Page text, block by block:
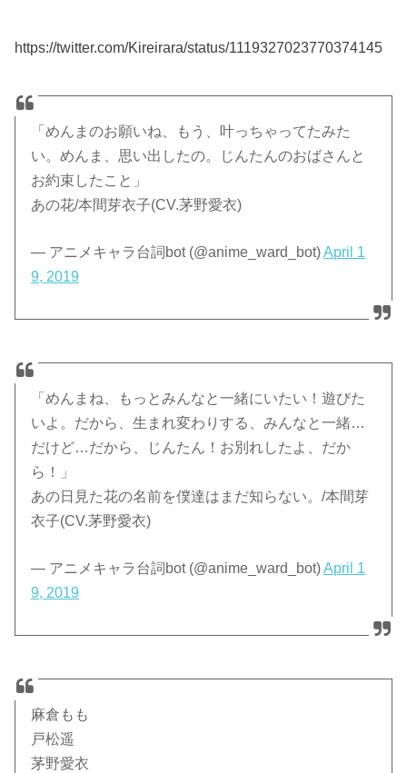
https://twitter.com/Kireirara/status/1119327023770374145
「めんまのお願いね、もう、叶っちゃってたみた
い。めんま、思い出したの。じんたんのおばさんと
お約束したこと」
あの花/本間芽衣子(CV.茅野愛衣)
— アニメキャラ台詞bot (@anime_ward_bot)April 1
9, 2019
「めんまね、もっとみんなと一緒にいたい！遊びた
いよ。だから、生まれ変わりする、みんなと一緒…
だけど…だから、じんたん！お別れしたよ、だか
ら！」
あの日見た花の名前を僕達はまだ知らない。/本間芽
衣子(CV.茅野愛衣)
— アニメキャラ台詞bot (@anime_ward_bot)April 1
9, 2019
麻倉もも
戸松遥
茅野愛衣